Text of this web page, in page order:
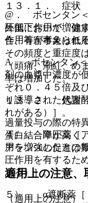
１３．１． 症状
外国において、健
合、有害事象は低
その頻度と重症度
（頭痛、潮紅、め
率は増加した。
１３．２． 処置
過量投与の際の特
蛋白結合率が高く
アランスの促進は
適用上の注意、
（適用上の注意）
@． ボセンタン
圧低下作用が増強
作用等が考えられ
A． ボセンタン＜
剤の血漿中濃度が
ぞれ０．４５倍及
り誘導された代謝
れがある）］。
４）． 降圧薬［
用を増強したとの
圧作用を有するた
ある）］。
５）． α遮断薬［